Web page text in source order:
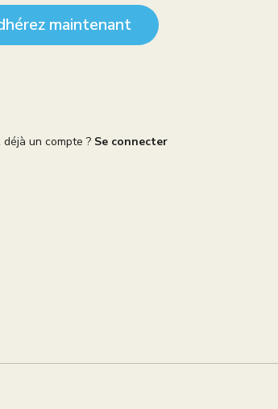
maintenant
déjà un compte ? Se connecter